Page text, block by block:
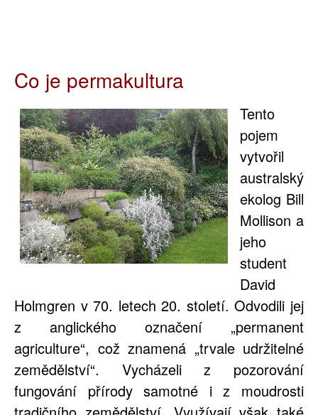
Co je permakultura
Tento
pojem
vytvořil
australský
ekolog Bill
Mollison a
jeho
student
David
Holmgren v 70. letech 20. století. Odvodili jej
z anglického označení „permanent
agriculture“, což znamená „trvale udržitelné
zemědělství“. Vycházeli z pozorování
fungování přírody samotné i z moudrosti